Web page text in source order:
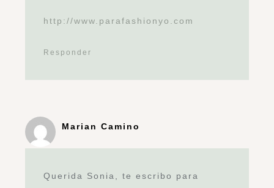
http://www.parafashionyo.com
Responder
Marian Camino
Querida Sonia, te escribo para